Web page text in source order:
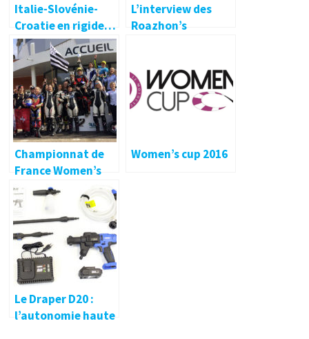
Italie-Slovénie-
Croatie en rigide…
L’interview des
Roazhon’s
Championnat de
France Women’s
Cup : le titre en 600
pour Anne-Louise
Floury !
Women’s cup 2016
Le Draper D20 :
l’autonomie haute